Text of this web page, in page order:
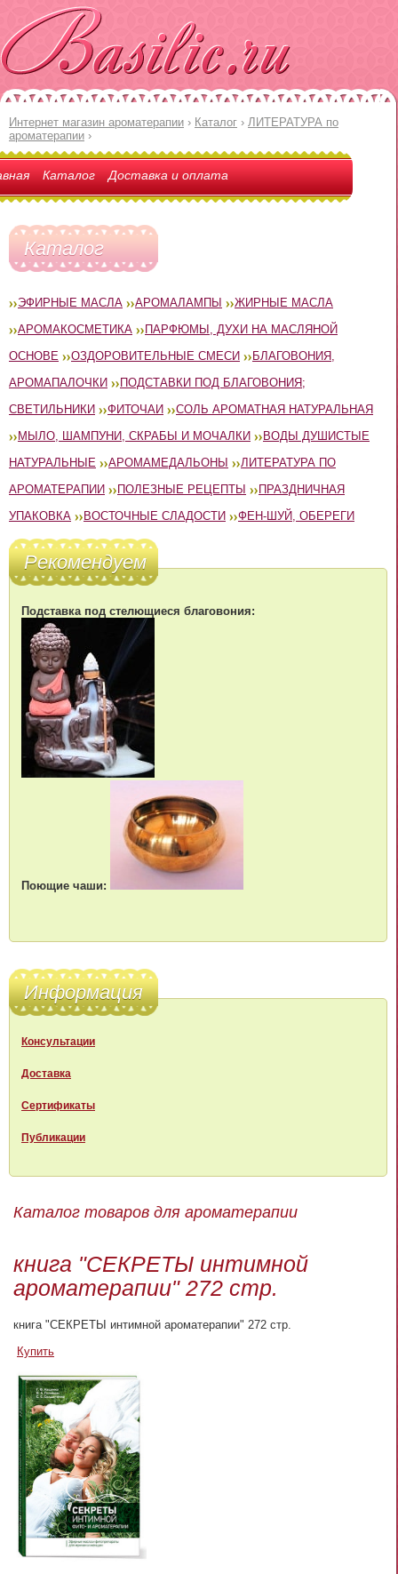
Интернет магазин ароматерапии › Каталог › ЛИТЕРАТУРА по
ароматерапии ›
Каталог Доставка и оплата
Каталог
ЭФИРНЫЕ МАСЛА АРОМАЛАМПЫ
ЖИРНЫЕ МАСЛА
АРОМАКОСМЕТИКА
ПАРФЮМЫ, ДУХИ НА МАСЛЯНОЙ
ОСНОВЕ
ОЗДОРОВИТЕЛЬНЫЕ СМЕСИ
БЛАГОВОНИЯ,
АРОМАПАЛОЧКИ
ПОДСТАВКИ ПОД БЛАГОВОНИЯ;
СВЕТИЛЬНИКИ
ФИТОЧАИ
СОЛЬ АРОМАТНАЯ НАТУРАЛЬНАЯ
МЫЛО, ШАМПУНИ, СКРАБЫ И МОЧАЛКИ
ВОДЫ ДУШИСТЫЕ
НАТУРАЛЬНЫЕ
АРОМАМЕДАЛЬОНЫ
ЛИТЕРАТУРА ПО
АРОМАТЕРАПИИ
ПОЛЕЗНЫЕ РЕЦЕПТЫ
ПРАЗДНИЧНАЯ
УПАКОВКА
ВОСТОЧНЫЕ СЛАДОСТИ ФЕН-ШУЙ, ОБЕРЕГИ
Рекомендуем
Подставка под стелющиеся благовония:
Поющие чаши:
Информация
Консультации
Доставка
Сертификаты
Публикации
Каталог товаров для ароматерапии
книга "СЕКРЕТЫ интимной
ароматерапии" 272 стр.
книга "СЕКРЕТЫ интимной ароматерапии" 272 стр.
Купить